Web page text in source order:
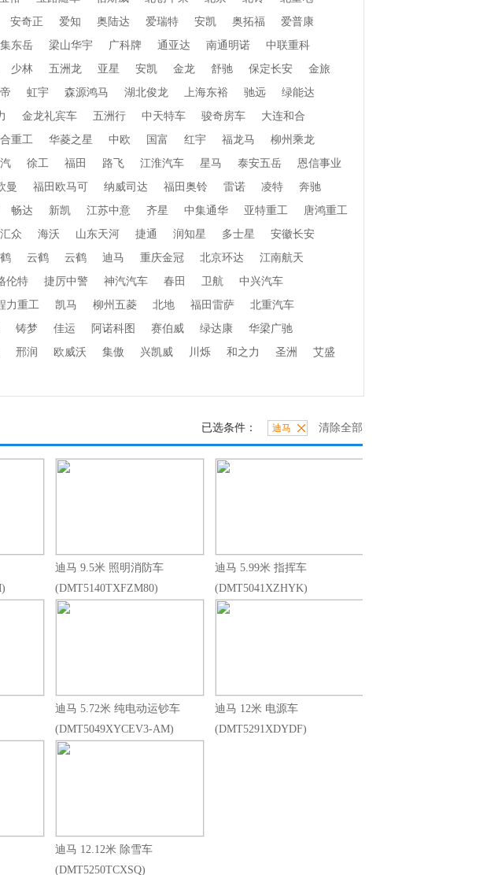
安奇正 爱知 奥陆达 爱瑞特 安凯 奥拓福
爱普康
东岳 梁山华宇 广科牌 通亚达 南通明诺
中联重科
少林 五洲龙 亚星 安凯 金龙 舒驰 保定长安
金旅
虹宇 森源鸿马 湖北俊龙 上海东裕 驰远
绿能达
金龙礼宾车 五洲行 中天特车 骏奇房车
大连和合
重工 华菱之星 中欧 国富 红宇 福龙马
柳州乘龙
徐工 福田 路飞 江淮汽车 星马 泰安五岳
恩信事业
曼 福田欧马可 纳威司达 福田奥铃 雷诺 凌特
奔驰
畅达 新凯 江苏中意 齐星 中集通华 亚特重工
唐鸿重工
众 海沃 山东天河 捷通 润知星 多士星
安徽长安
云鹤 云鹤 迪马 重庆金冠 北京环达
江南航天
伦特 捷厉中警 神汽汽车 春田 卫航
中兴汽车
力重工 凯马 柳州五菱 北地 福田雷萨
北重汽车
铸梦 佳运 阿诺科图 赛伯威 绿达康
华梁广驰
邢润 欧威沃 集傲 兴凯威 川烁 和之力 圣洲
艾盛
已选条件： 迪马 清除全部
迪马 9.5米 照明消防车
(DMT5140TXFZM80)
迪马 5.99米 指挥车
(DMT5041XZHYK)
迪马 5.72米 纯电动运钞车
(DMT5049XYCEV3-AM)
迪马 12米 电源车
(DMT5291XDYDF)
迪马 12.12米 除雪车
(DMT5250TCXSQ)